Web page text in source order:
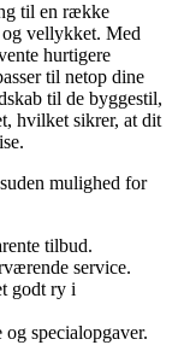
til en række
vellykket. Med
hurtigere
til netop dine
til de byggestil,
hvilket sikrer, at dit
mulighed for
tilbud.
service.
godt ry i
specialopgaver.